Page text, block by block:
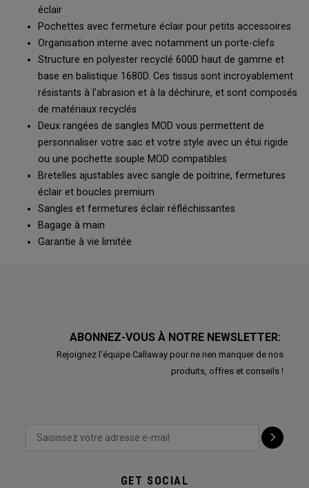
éclair
Pochettes avec fermeture éclair pour petits accessoires
Organisation interne avec notamment un porte-clefs
Structure en polyester recyclé 600D haut de gamme et
base en balistique 1680D. Ces tissus sont incroyablement
résistants à l'abrasion et à la déchirure, et sont composés
de matériaux recyclés
Deux rangées de sangles MOD vous permettent de
personnaliser votre sac et votre style avec un étui rigide
ou une pochette souple MOD compatibles
Bretelles ajustables avec sangle de poitrine, fermetures
éclair et boucles premium
Sangles et fermetures éclair réfléchissantes
Bagage à main
Garantie à vie limitée
ABONNEZ-VOUS À NOTRE NEWSLETTER:
Rejoignez l'équipe Callaway pour ne rien manquer de nos
produits, offres et conseils !
GET SOCIAL